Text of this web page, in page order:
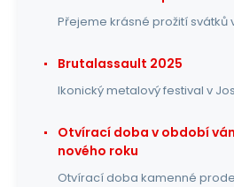
Přejeme krásné prožití svátků
Brutalassault 2025
Ikonický metalový festival v
Otvírací doba v období
nového roku
Otvírací doba kamenné